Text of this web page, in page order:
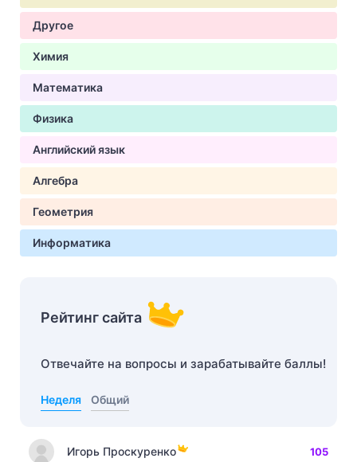
Другое
Химия
Математика
Физика
Английский язык
Алгебра
Геометрия
Информатика
Рейтинг сайта
Отвечайте на вопросы и зарабатывайте баллы!
Неделя Общий
Игорь Проскуренко 105